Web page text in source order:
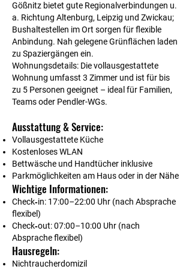
Gößnitz bietet gute Regionalverbindungen u.
a. Richtung Altenburg, Leipzig und Zwickau;
Bushaltestellen im Ort sorgen für flexible
Anbindung. Nah gelegene Grünflächen laden
zu Spaziergängen ein.
Wohnungsdetails: Die vollausgestattete
Wohnung umfasst 3 Zimmer und ist für bis
zu 5 Personen geeignet – ideal für Familien,
Teams oder Pendler-WGs.
Ausstattung & Service:
Vollausgestattete Küche
Kostenloses WLAN
Bettwäsche und Handtücher inklusive
Parkmöglichkeiten am Haus oder in der Nähe
Wichtige Informationen:
Check‑in: 17:00–22:00 Uhr (nach Absprache
flexibel)
Check‑out: 07:00–10:00 Uhr (nach
Absprache flexibel)
Hausregeln:
Nichtraucherdomizil